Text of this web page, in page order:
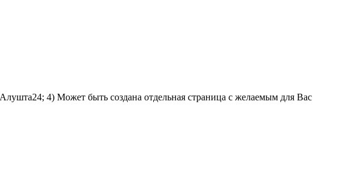
4) Может быть создана отдельная страница с желаемым для Вас